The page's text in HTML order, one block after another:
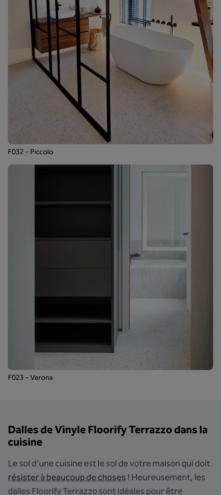
F032 - Piccolo
F023 - Verona
Dalles de Vinyle Floorify Terrazzo dans la
cuisine
Le sol d'une cuisine est le sol de votre maison qui doit
résister à beaucoup de choses ! Heureusement, les
dalles Floorify Terrazzo sont idéales pour être